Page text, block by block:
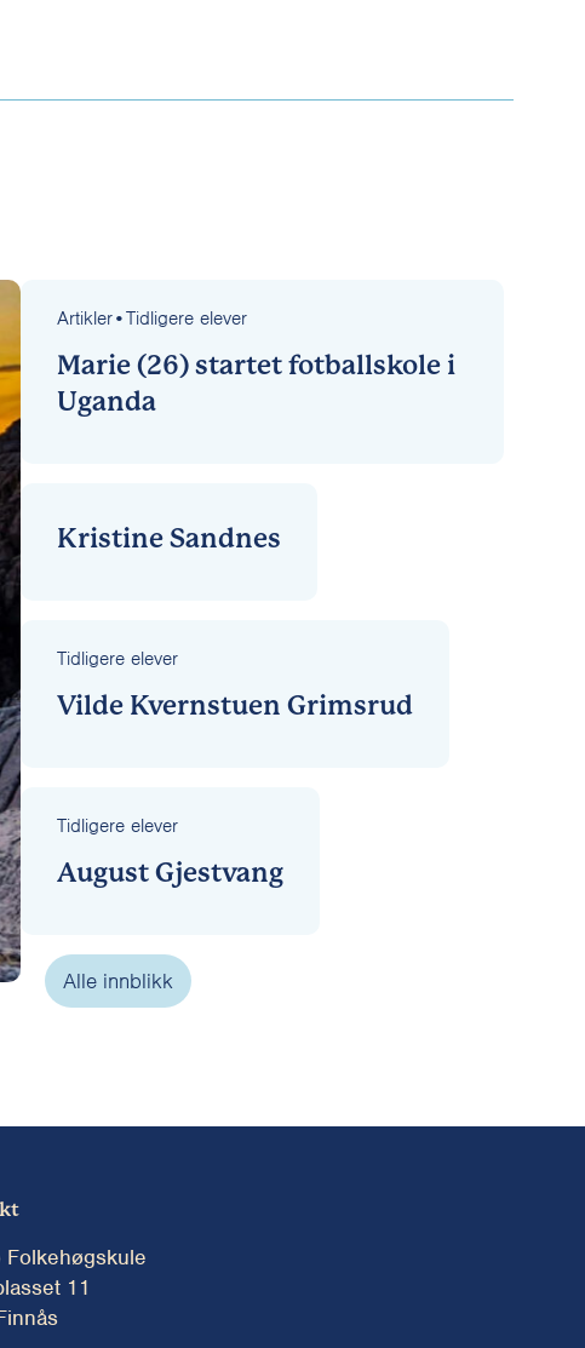
Artikler•Tidligere elever
Marie (26) startet fotballskole i
Uganda
Kristine Sandnes
Tidligere elever
Vilde Kvernstuen Grimsrud
Tidligere elever
August Gjestvang
Alle innblikk
Folkehøgskule
11